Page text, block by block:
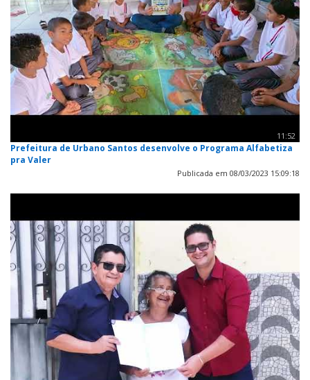
11:52
Prefeitura de Urbano Santos desenvolve o Programa Alfabetiza
pra Valer
Publicada em 08/03/2023 15:09:18